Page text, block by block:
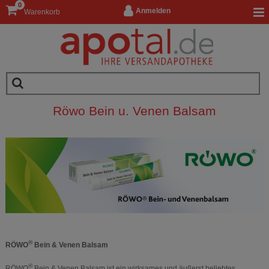
Anmelden
Warenkorb
0
Röwo Bein u. Venen Balsam
RÖWO®Bein & Venen Balsam
®